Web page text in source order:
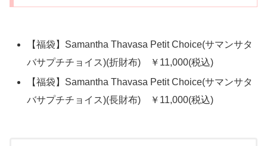
【福袋】Samantha Thavasa Petit Choice(サマンサタ
バサプチチョイス)(折財布) ￥11,000(税込)
【福袋】Samantha Thavasa Petit Choice(サマンサタ
バサプチチョイス)(長財布) ￥11,000(税込)